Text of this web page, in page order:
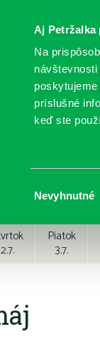
Aj Petržalka
Na
príslušné
keď ste
súhlasu
Nevyhnutné
SA
2.7.
Piatok
3.7.